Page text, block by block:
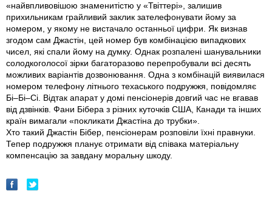
«найвпливовішою знаменитістю у «Твіттері», залишив
прихильникам грайливий заклик зателефонувати йому за
номером, у якому не вистачало останньої цифри. Як визнав
згодом сам Джастін, цей номер був комбінацією випадкових
чисел, які спали йому на думку. Однак розпалені шанувальники
солодкоголосої зірки багаторазово перепробували всі десять
можливих варіантів дозвонювання. Одна з комбінацій виявилася
номером телефону літнього техаського подружжя, повідомляє
Бі–Бі–Сі. Відтак апарат у домі пенсіонерів довгий час не вгавав
від дзвінків. Фани Бібера з різних куточків США, Канади та інших
країн вимагали «покликати Джастіна до трубки».
Хто такий Джастін Бібер, пенсіонерам розповіли їхні правнуки.
Тепер подружжя планує отримати від співака матеріальну
компенсацію за завдану моральну шкоду.